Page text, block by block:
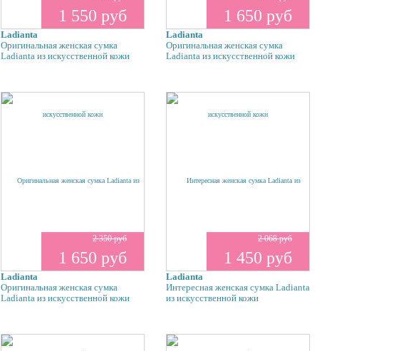
1 550 руб
Ladianta
Оригинальная женская сумка
Ladianta из искусственной кожи
1 650 руб
Ladianta
Оригинальная женская сумка
Ladianta из искусственной кожи
2 350 руб
1 650 руб
Ladianta
Оригинальная женская сумка
Ladianta из искусственной кожи
2 068 руб
1 450 руб
Ladianta
Интересная женская сумка Ladianta
из искусственной кожи